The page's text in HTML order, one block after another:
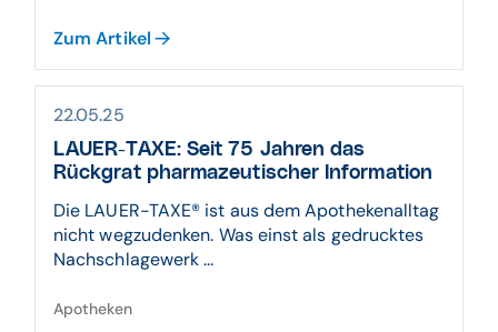
Zum Artikel
22.05.25
LAUER-TAXE: Seit 75 Jahren das
Rückgrat pharmazeutischer Information
Die LAUER-TAXE® ist aus dem Apothekenalltag
nicht wegzudenken. Was einst als gedrucktes
Nachschlagewerk ...
Apotheken